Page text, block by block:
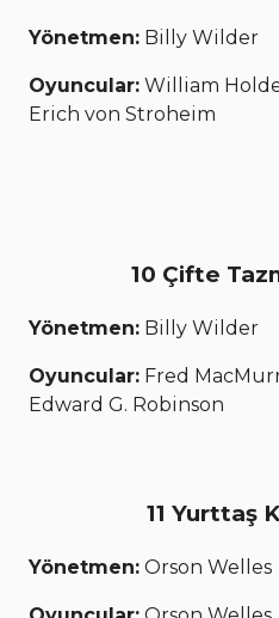
Yönetmen: Billy Wilder
Oyuncular: William
Erich von Stroheim
10 Çifte
Yönetmen: Billy Wilder
Oyuncular: Fred
Edward G. Robinson
11 Yurttaş
Yönetmen: Orson Welles